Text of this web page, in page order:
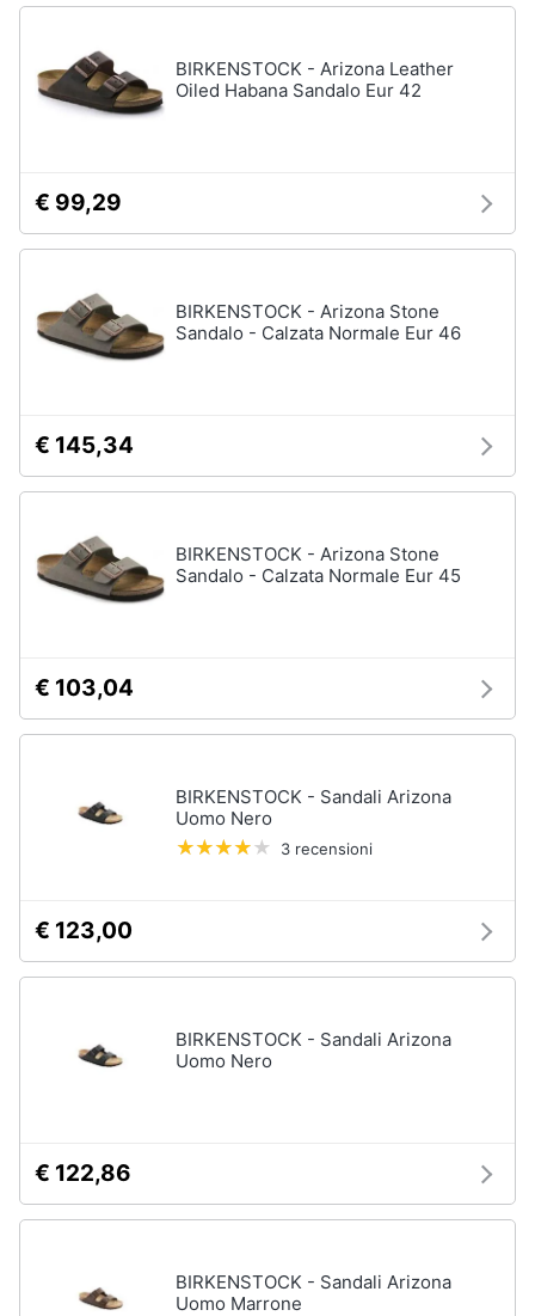
BIRKENSTOCK - Arizona Leather
Oiled Habana Sandalo Eur 42
€ 99,29
BIRKENSTOCK - Arizona Stone
Sandalo - Calzata Normale Eur 46
€ 145,34
BIRKENSTOCK - Arizona Stone
Sandalo - Calzata Normale Eur 45
€ 103,04
BIRKENSTOCK - Sandali Arizona
Uomo Nero
3 recensioni
€ 123,00
BIRKENSTOCK - Sandali Arizona
Uomo Nero
€ 122,86
BIRKENSTOCK - Sandali Arizona
Uomo Marrone